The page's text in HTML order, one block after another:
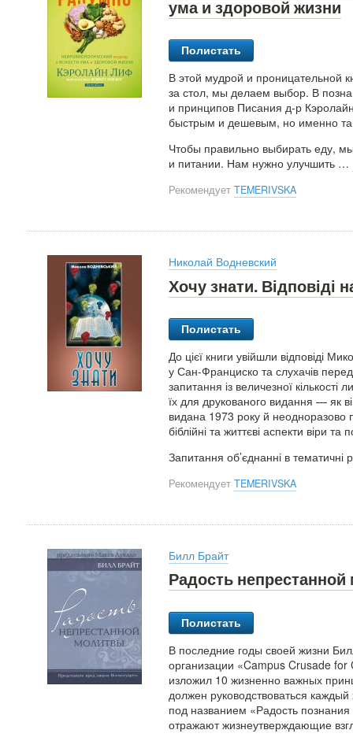
ума и здоровой жизни
Полистать
В этой мудрой и проницательной
за стол, мы делаем выбор. В
и принципов Писания д-р
быстрым и дешевым, но именно
Чтобы правильно выбирать еду,
и питании. Нам нужно улучшить …
Рекомендует TEMERIVSKA
Николай Водневский
Хочу знати. Відповіді
Полистать
До цієї книги увійшли відповіді
у Сан-Франциско та слухачів
запитання із величезної кількості
їх для друкованого видання — як
видана 1973 року й неодноразово
біблійні та життєві аспекти віри та
Запитання об’єднанні в тематичні
Рекомендует TEMERIVSKA
Билл Брайт
Радость
Полистать
В последние годы своей жизни
организации «Campus Crusade
изложил 10 жизненно важных
должен руководствоваться
под названием «Радость
отражают жизнеутверждающие